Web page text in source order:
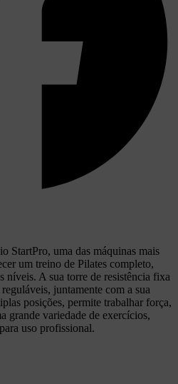
StartPro, uma das máquinas mais
um treino de Pilates completo,
níveis. A sua torre de resistência fixa
juntamente com a sua
posições, permite trabalhar força,
grande variedade de exercícios,
uso profissional.